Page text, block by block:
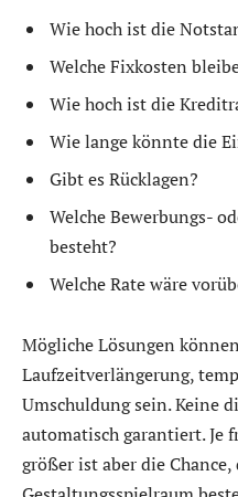
Wie hoch ist die
Welche Fixkosten
Wie hoch ist die
Wie lange könnte die
Gibt es Rücklagen?
Welche Bewerbungs-
besteht?
Welche Rate wäre
Mögliche Lösungen
Laufzeitverlängerung,
Umschuldung sein. Keine
automatisch garantiert. Je
größer ist aber die Chance,